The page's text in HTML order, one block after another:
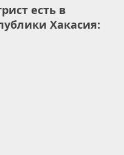
есть в
Хакасия: